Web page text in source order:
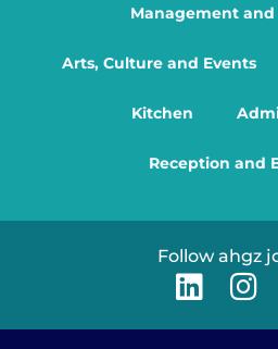
Management and
Arts, Culture and Events
Kitchen
Reception and
Follow ahgz